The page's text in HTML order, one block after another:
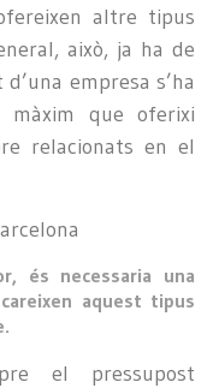
altre tipus
això, ja ha de
empresa s’ha
que oferixi
relacionats en el
és necessaria una
aquest tipus
el pressupost